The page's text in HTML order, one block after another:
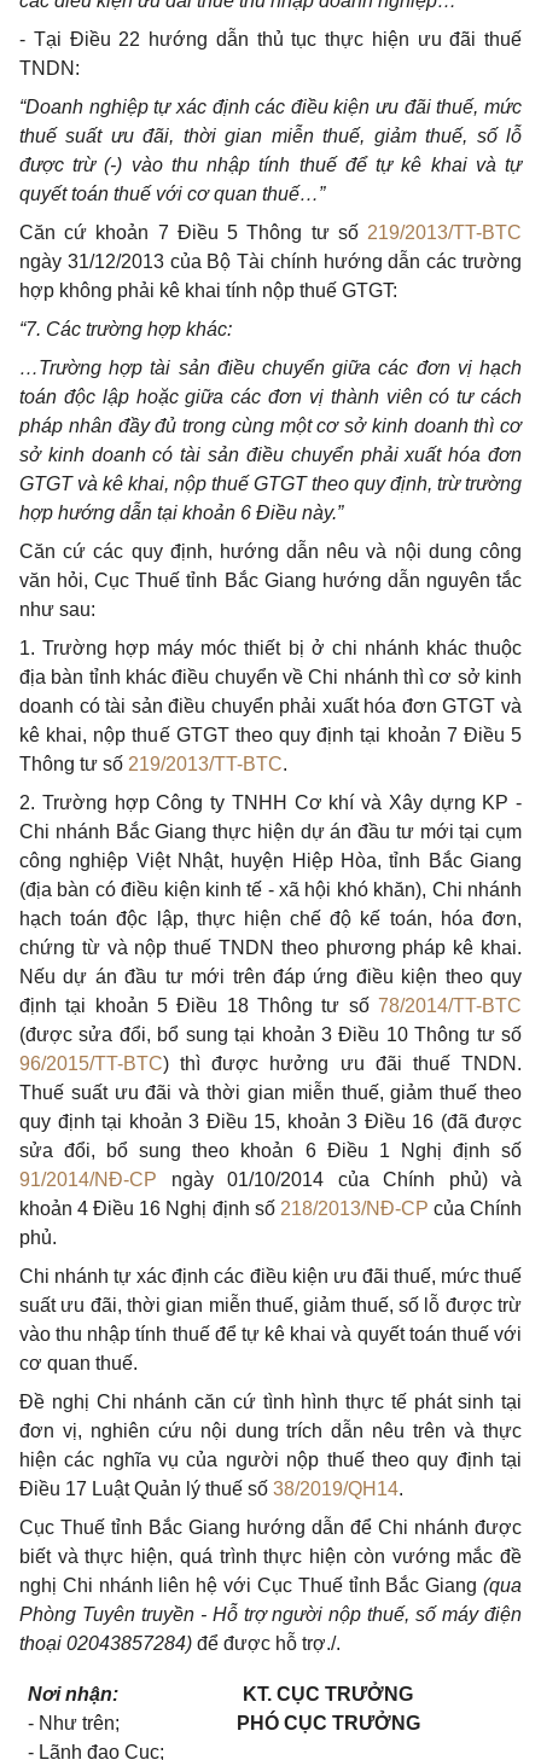
- Tại Điều 22 hướng dẫn thủ tục thực hiện ưu đãi thuế
TNDN:
“Doanh nghiệp tự xác định các điều kiện ưu đãi thuế, mức
thuế suất ưu đãi, thời gian miễn thuế, giảm thuế, số lỗ
được trừ (-) vào thu nhập tính thuế để tự kê khai và tự
quyết toán thuế với cơ quan thuế…”
Căn cứ khoản 7 Điều 5 Thông tư số 219/2013/TT-BTC
ngày 31/12/2013 của Bộ Tài chính hướng dẫn các trường
hợp không phải kê khai tính nộp thuế GTGT:
“7. Các trường hợp khác:
…Trường hợp tài sản điều chuyển giữa các đơn vị hạch
toán độc lập hoặc giữa các đơn vị thành viên có tư cách
pháp nhân đầy đủ trong cùng một cơ sở kinh doanh thì cơ
sở kinh doanh có tài sản điều chuyển phải xuất hóa đơn
GTGT và kê khai, nộp thuế GTGT theo quy định, trừ trường
hợp hướng dẫn tại khoản 6 Điều này.”
Căn cứ các quy định, hướng dẫn nêu và nội dung công
văn hỏi, Cục Thuế tỉnh Bắc Giang hướng dẫn nguyên tắc
như sau:
1. Trường hợp máy móc thiết bị ở chi nhánh khác thuộc
địa bàn tỉnh khác điều chuyển về Chi nhánh thì cơ sở kinh
doanh có tài sản điều chuyển phải xuất hóa đơn GTGT và
kê khai, nộp thuế GTGT theo quy định tại khoản 7 Điều 5
Thông tư số 219/2013/TT-BTC.
2. Trường hợp Công ty TNHH Cơ khí và Xây dựng KP -
Chi nhánh Bắc Giang thực hiện dự án đầu tư mới tại cụm
công nghiệp Việt Nhật, huyện Hiệp Hòa, tỉnh Bắc Giang
(địa bàn có điều kiện kinh tế - xã hội khó khăn), Chi nhánh
hạch toán độc lập, thực hiện chế độ kế toán, hóa đơn,
chứng từ và nộp thuế TNDN theo phương pháp kê khai.
Nếu dự án đầu tư mới trên đáp ứng điều kiện theo quy
định tại khoản 5 Điều 18 Thông tư số 78/2014/TT-BTC
(được sửa đổi, bổ sung tại khoản 3 Điều 10 Thông tư số
96/2015/TT-BTC) thì được hưởng ưu đãi thuế TNDN.
Thuế suất ưu đãi và thời gian miễn thuế, giảm thuế theo
quy định tại khoản 3 Điều 15, khoản 3 Điều 16 (đã được
sửa đổi, bổ sung theo khoản 6 Điều 1 Nghị định số
91/2014/NĐ-CP ngày 01/10/2014 của Chính phủ) và
khoản 4 Điều 16 Nghị định số 218/2013/NĐ-CP của Chính
phủ.
Chi nhánh tự xác định các điều kiện ưu đãi thuế, mức thuế
suất ưu đãi, thời gian miễn thuế, giảm thuế, số lỗ được trừ
vào thu nhập tính thuế để tự kê khai và quyết toán thuế với
cơ quan thuế.
Đề nghị Chi nhánh căn cứ tình hình thực tế phát sinh tại
đơn vị, nghiên cứu nội dung trích dẫn nêu trên và thực
hiện các nghĩa vụ của người nộp thuế theo quy định tại
Điều 17 Luật Quản lý thuế số 38/2019/QH14.
Cục Thuế tỉnh Bắc Giang hướng dẫn để Chi nhánh được
biết và thực hiện, quá trình thực hiện còn vướng mắc đề
nghị Chi nhánh liên hệ với Cục Thuế tỉnh Bắc Giang (qua
Phòng Tuyên truyền - Hỗ trợ người nộp thuế, số máy điện
thoại 02043857284) để được hỗ trợ./.
Nơi nhận:
- Như trên;
- Lãnh đạo Cục;
KT. CỤC TRƯỞNG
PHÓ CỤC TRƯỞNG